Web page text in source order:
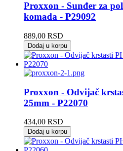
Proxxon - Sunđer za
komada - P29092
889,00 RSD
Dodaj u korpu
Proxxon - Odvijač
25mm - P22070
434,00 RSD
Dodaj u korpu